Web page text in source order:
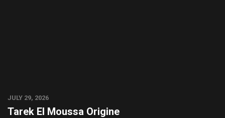
JULY 29, 2026
Tarek El Moussa Origine